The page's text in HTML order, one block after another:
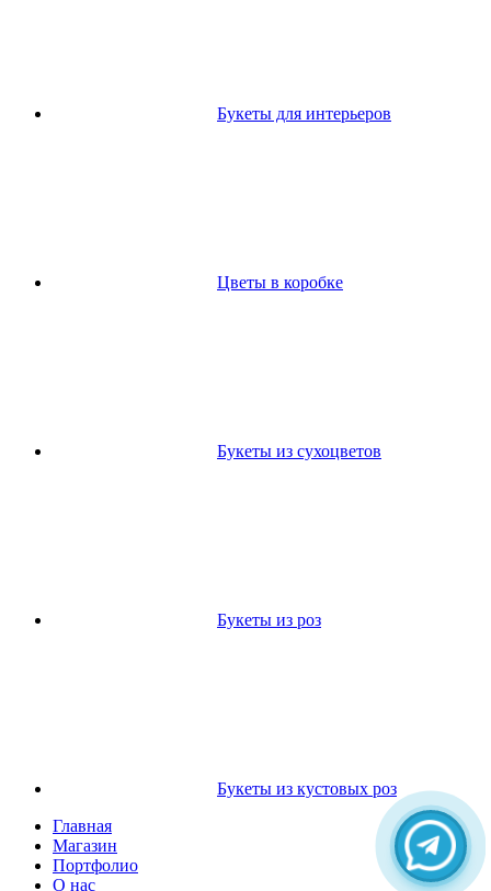
Букеты для интерьеров
Цветы в коробке
Букеты из сухоцветов
Букеты из роз
Букеты из кустовых роз
Главная
Магазин
Портфолио
О нас